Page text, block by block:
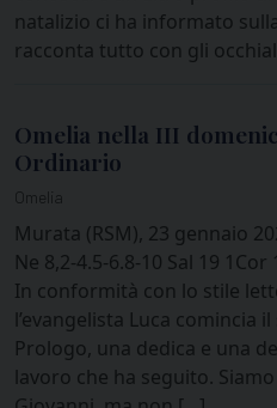
natalizio ci ha informato
racconta tutto con gli
Omelia nella III
Ordinario
Omelia
Murata (RSM), 23 gennaio
Ne 8,2-4.5-6.8-10 Sal 19 1Cor
In conformità con lo stile
l’evangelista Luca comincia
Prologo, una dedica e una
lavoro che ha seguito.